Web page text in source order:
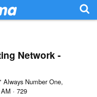
Network -
Number One,
· 729